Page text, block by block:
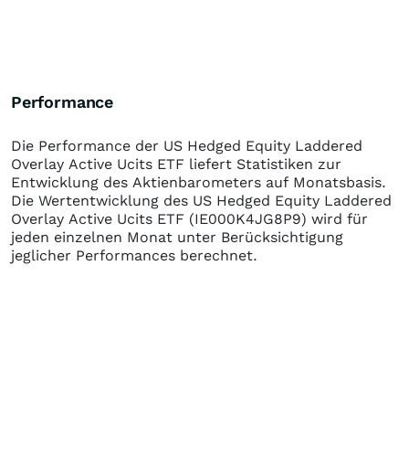
Performance
Die Performance der US Hedged Equity Laddered
Overlay Active Ucits ETF liefert Statistiken zur
Entwicklung des Aktienbarometers auf Monatsbasis.
Die Wertentwicklung des US Hedged Equity Laddered
Overlay Active Ucits ETF (IE000K4JG8P9) wird für
jeden einzelnen Monat unter Berücksichtigung
jeglicher Performances berechnet.